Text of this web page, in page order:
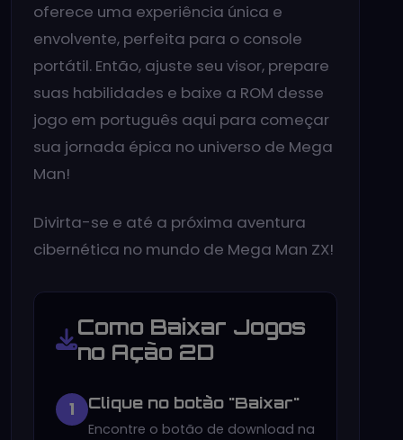
oferece uma experiência única e
envolvente, perfeita para o console
portátil. Então, ajuste seu visor, prepare
suas habilidades e baixe a ROM desse
jogo em português aqui para começar
sua jornada épica no universo de Mega
Man!
Divirta-se e até a próxima aventura
cibernética no mundo de Mega Man ZX!
Como Baixar Jogos
no Ação 2D
1 Clique no botão "Baixar"
Encontre o botão de download na